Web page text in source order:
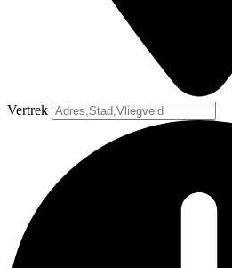
Vertrek